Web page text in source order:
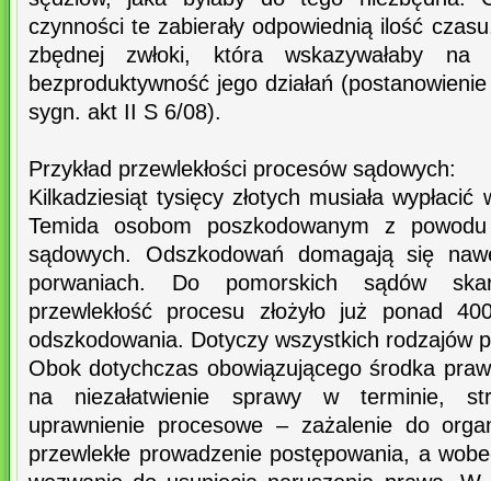
czynności te zabierały odpowiednią ilość
zbędnej zwłoki, która wskazywałaby
bezproduktywność jego działań
sygn. akt II S 6/08).
Przykład przewlekłości procesów sądowych:
Kilkadziesiąt tysięcy złotych musiała
Temida osobom poszkodowanym z powodu
sądowych. Odszkodowań domagają się
porwaniach. Do pomorskich sądów
przewlekłość procesu złożyło już ponad
odszkodowania. Dotyczy wszystkich rodzajów
Obok dotychczas obowiązującego środka
na niezałatwienie sprawy w terminie,
uprawnienie procesowe – zażalenie do
przewlekłe prowadzenie postępowania, a